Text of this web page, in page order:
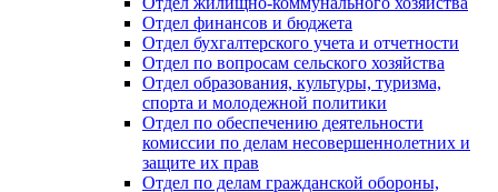
Отдел финансов и бюджета
Отдел бухгалтерского учета и отчетности
Отдел по вопросам сельского хозяйства
Отдел образования, культуры, туризма,
спорта и молодежной политики
Отдел по обеспечению деятельности
комиссии по делам несовершеннолетних и
защите их прав
Отдел по делам гражданской обороны,